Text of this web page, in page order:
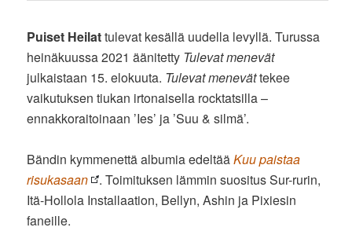
Puiset Heilattulevat kesällä uudella levyllä. Turussa
heinäkuussa 2021 äänitetty Tulevat menevät
julkaistaan 15. elokuuta. Tulevat menevättekee
vaikutuksen tiukan irtonaisella rocktatsilla –
ennakkoraitoinaan ’Ies’ ja ’Suu & silmä’.
Bändin kymmenettä albumia edeltääKuu paistaa
risukasaan
. Toimituksen lämmin suositus Sur-rurin,
Itä-Hollola Installaation, Bellyn, Ashin ja Pixiesin
faneille.